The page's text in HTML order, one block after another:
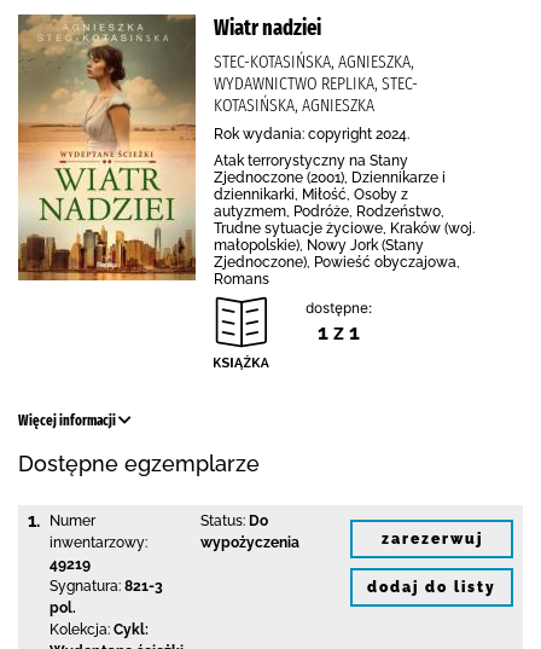
Wiatr nadziei
STEC-KOTASIŃSKA, AGNIESZKA,
WYDAWNICTWO REPLIKA, STEC-
KOTASIŃSKA, AGNIESZKA
Rok wydania: copyright 2024.
Atak terrorystyczny na Stany
Zjednoczone (2001), Dziennikarze i
dziennikarki, Miłość, Osoby z
autyzmem, Podróże, Rodzeństwo,
Trudne sytuacje życiowe, Kraków (woj.
małopolskie), Nowy Jork (Stany
Zjednoczone), Powieść obyczajowa,
Romans
dostępne:
1 z 1
Więcej informacji
Dostępne egzemplarze
1.
Numer
inwentarzowy:
49219
Sygnatura: 821-3
pol.
Kolekcja: Cykl:
Status: Do
wypożyczenia
zarezerwuj
dodaj do listy